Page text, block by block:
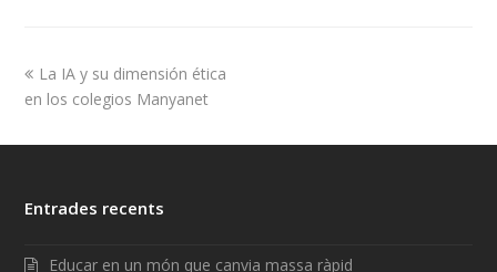
La IA y su dimensión ética
en los colegios Manyanet
Entrades recents
Educar en un món que canvia massa ràpid